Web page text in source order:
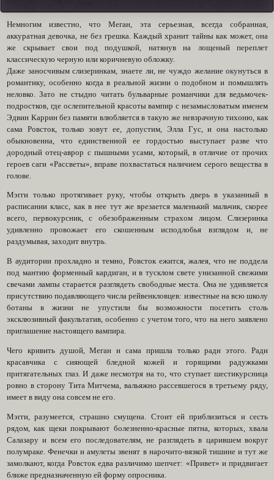
Немногим известно, что Меган, эта серьезная, всегда собранная,
аккуратная девочка, не без грешка. Каждый хранит тайны как может, она
же скрывает свои под подушкой, натянув на лощеный переплет
классическую черную или коричневую обложку.
Даже заносчивым слизеринкам, знаете ли, не чуждо желание окунуться в
романтику, особенно когда в реальной жизни о подобном и помышлять
неловко. Зато не стыдно читать бульварные романчики для ведьмочек-
подростков, где ослепительной красоты вампир с незамысловатым именем
Эдвин Каррин без памяти влюбляется в такую же невзрачную тихоню, как
сама Ровсток, только зовут ее, допустим, Элла Гус, и она настолько
обыкновенна, что единственной ее гордостью выступает разве что
дородный отец-аврор с пышными усами, который, в отличие от прочих
героев саги «Рассветы», вправе похвастаться наличием серого вещества в
голове.
Мэгги только протягивает руку, чтобы открыть дверь в указанный в
расписании класс, как в нее тут же врезается маленький мальчик, скорее
всего, первокурсник, с обезображенным страхом лицом. Слизеринка
удивленно провожает его скошенным исподлобья взглядом и, не
раздумывая, заходит внутрь.
В аудитории прохладно и темно, Ровсток ежится, жалея, что не поддела
под мантию форменный кардиган, и в тусклом свете унизанной свежими
свечами лампы старается разглядеть свободные места. Она не удивляется
присутствию подавляющего числа рейвенкловцев: известные на всю школу
ботаны в жизни не упустили бы возможности посетить столь
эксклюзивный факультатив, особенно с учетом того, что на него заявлено
приглашение настоящего вампира.
Чего кривить душой, Меган и сама пришла только ради этого. Ради
красавчика с сияющей бледной кожей и горящими радужками
притягательных глаз. И даже несмотря на то, что ступает шестикурсница
ровно в сторону Тита Митчема, вальяжно рассевшегося в третьему ряду,
имеет в виду она совсем не его.
Мэгги, разумеется, страшно смущена. Стоит ей приблизиться и сесть
рядом, как щеки покрывают болезненно-красные пятна, которых, хвала
Салазару и всем его последователям, не разглядеть в царившем вокруг
полумраке. Фенечки и амулеты звенят в нарочито-вязкой тишине и тут же
замолкают, когда Ровсток едва различимо шепчет: «Привет» и придвигает
ближе предназначенную ей форму опросника.